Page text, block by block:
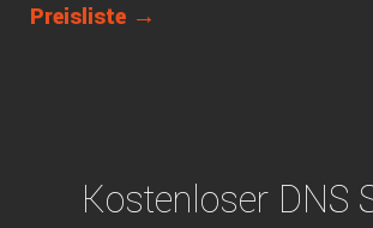
Preisliste →
Kostenloser DNS